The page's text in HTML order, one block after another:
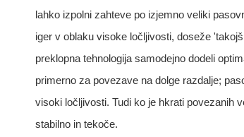
lahko izpolni zahteve po izjemno veliki
iger v oblaku visoke ločljivosti, doseže
preklopna tehnologija samodejno dodeli
primerno za povezave na dolge razdalje;
visoki ločljivosti. Tudi ko je hkrati povezanih
stabilno in tekoče.